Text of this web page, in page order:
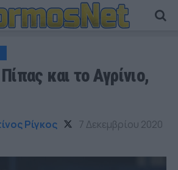
και το Αγρίνιο,
Ρίγκος 7 Δεκεμβρίου 2020